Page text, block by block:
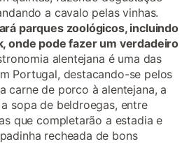
a cavalo pelas vinhas.
parques zoológicos, incluindo
onde pode fazer um verdadeiro
alentejana é uma das
Portugal, destacando-se pelos
carne de porco à alentejana, a
sopa de beldroegas, entre
que completarão a estadia e
recheada de bons